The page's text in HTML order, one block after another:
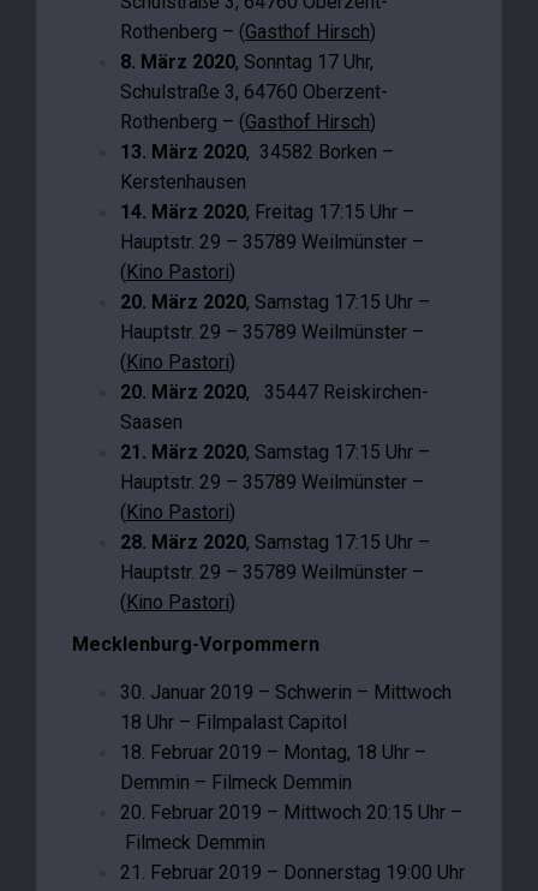
Rothenberg – (Gasthof Hirsch)
8. März 2020, Sonntag 17 Uhr,
Schulstraße 3, 64760 Oberzent-
Rothenberg – (Gasthof Hirsch)
13. März 2020, 34582 Borken –
Kerstenhausen
14. März 2020, Freitag 17:15 Uhr –
Hauptstr. 29 – 35789 Weilmünster –
(Kino Pastori)
20. März 2020, Samstag 17:15 Uhr –
Hauptstr. 29 – 35789 Weilmünster –
(Kino Pastori)
20. März 2020, 35447 Reiskirchen-
Saasen
21. März 2020, Samstag 17:15 Uhr –
Hauptstr. 29 – 35789 Weilmünster –
(Kino Pastori)
28. März 2020, Samstag 17:15 Uhr –
Hauptstr. 29 – 35789 Weilmünster –
(Kino Pastori)
Mecklenburg-Vorpommern
30. Januar 2019 – Schwerin – Mittwoch
18 Uhr – Filmpalast Capitol
18. Februar 2019 – Montag, 18 Uhr –
Demmin – Filmeck Demmin
20. Februar 2019 – Mittwoch 20:15 Uhr –
Filmeck Demmin
21. Februar 2019 – Donnerstag 19:00 Uhr